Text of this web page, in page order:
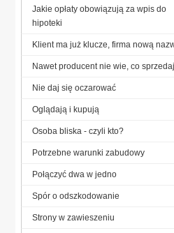
Jakie opłaty obowiązują za wpis do
hipoteki
Klient ma już klucze, firma nową
Nawet producent nie wie, co
Nie daj się oczarować
Oglądają i kupują
Osoba bliska - czyli kto?
Potrzebne warunki zabudowy
Połączyć dwa w jedno
Spór o odszkodowanie
Strony w zawieszeniu